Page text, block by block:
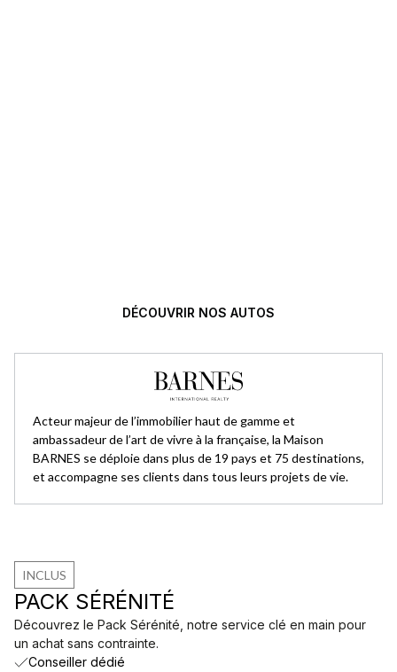
DÉCOUVRIR NOS AUTOS
Acteur majeur de l’immobilier haut de gamme et
ambassadeur de l’art de vivre à la française, la Maison
BARNES se déploie dans plus de 19 pays et 75 destinations,
et accompagne ses clients dans tous leurs projets de vie.
INCLUS
PACK SÉRÉNITÉ
Découvrez le Pack Sérénité, notre service clé en main pour
un achat sans contrainte.
Conseiller dédié